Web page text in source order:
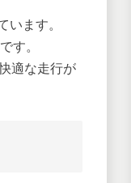
ます。
す。
適な走行が